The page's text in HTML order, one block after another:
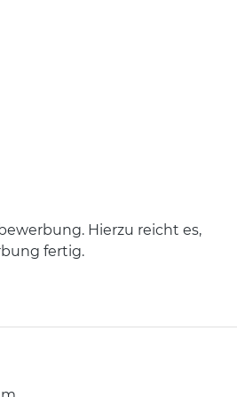
Hierzu reicht es,
fertig.